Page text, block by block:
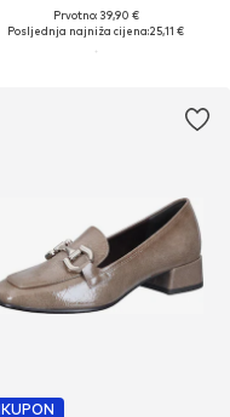
Prvotno: 39,90 €
Posljednja najniža cijena:25,11 €
KUPON